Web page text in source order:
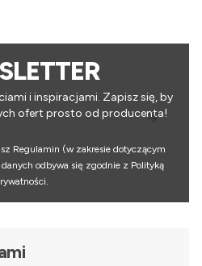
i inspiracjami. Zapisz się, by
ofert prosto od producenta!
Regulamin (w zakresie dotyczącym
odbywa się zgodnie z Polityką